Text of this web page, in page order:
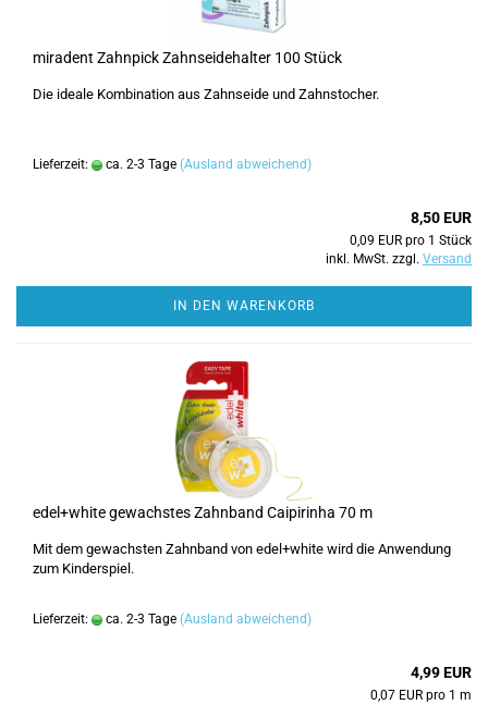
miradent Zahnpick Zahnseidehalter 100 Stück
Die ideale Kombination aus Zahnseide und Zahnstocher.
Lieferzeit: ca. 2-3 Tage (Ausland abweichend)
8,50 EUR
0,09 EUR pro 1 Stück
inkl. MwSt. zzgl. Versand
IN DEN WARENKORB
edel+white gewachstes Zahnband Caipirinha 70 m
Mit dem gewachsten Zahnband von edel+white wird die Anwendung
zum Kinderspiel.
Lieferzeit: ca. 2-3 Tage (Ausland abweichend)
4,99 EUR
0,07 EUR pro 1 m